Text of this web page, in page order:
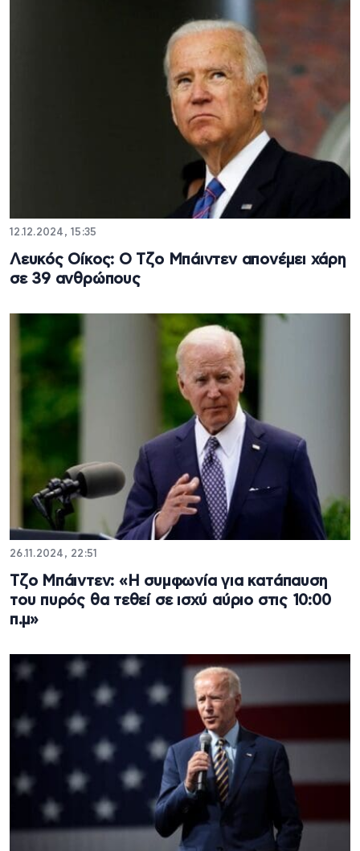
12.12.2024, 15:35
Λευκός Οίκος: Ο Τζο Μπάιντεν απονέμει χάρη
σε 39 ανθρώπους
26.11.2024, 22:51
Τζο Μπάιντεν: «Η συμφωνία για κατάπαυση
του πυρός θα τεθεί σε ισχύ αύριο στις 10:00
π.μ»